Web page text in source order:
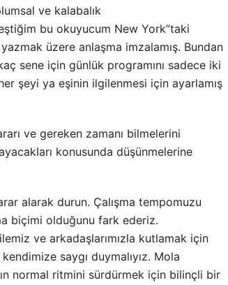
ve kalabalık
bu okuyucum New York”taki
üzere anlaşma imzalamış. Bundan
sene için günlük programını sadece iki
şeyi ya eşinin ilgilenmesi için ayarlamış
ve gereken zamanı bilmelerini
konusunda düşünmelerine
alarak durun. Çalışma tempomuzu
biçimi olduğunu fark ederiz.
ve arkadaşlarımızla kutlamak için
saygı duymalıyız. Mola
normal ritmini sürdürmek için bilinçli bir